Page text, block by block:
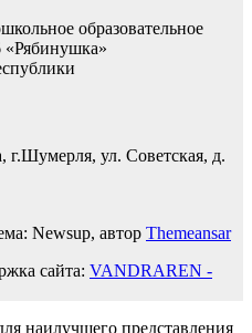
образовательное
г.Шумерля, ул. Советская, д.
Newsup, автор Themeansar
сайта: VANDRAREN -
наилучшего представления